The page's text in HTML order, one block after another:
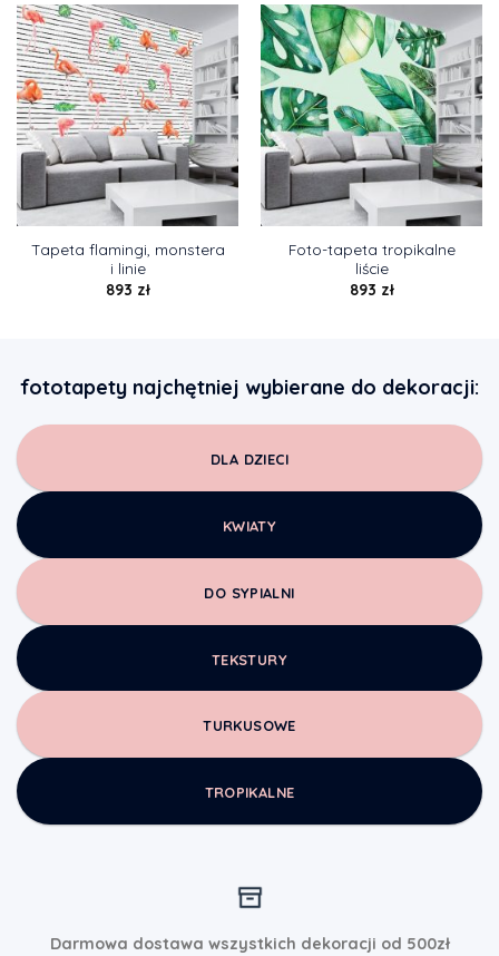
Tapeta flamingi, monstera
i linie
893 zł
Foto-tapeta tropikalne
liście
893 zł
fototapety najchętniej wybierane do dekoracji:
DLA DZIECI
KWIATY
DO SYPIALNI
TEKSTURY
TURKUSOWE
TROPIKALNE
Darmowa dostawa wszystkich dekoracji od 500zł